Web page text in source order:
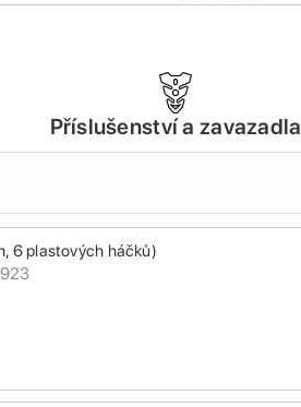
Příslušenství a zavazadla
6 plastových háčků)